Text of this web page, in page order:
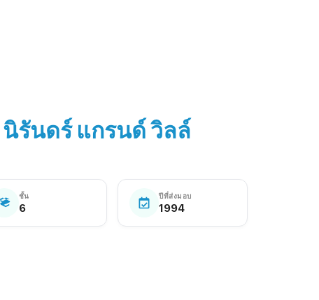
นิรันดร์ แกรนด์ วิลล์
ชั้น
6
ปีที่ส่งมอบ
1994